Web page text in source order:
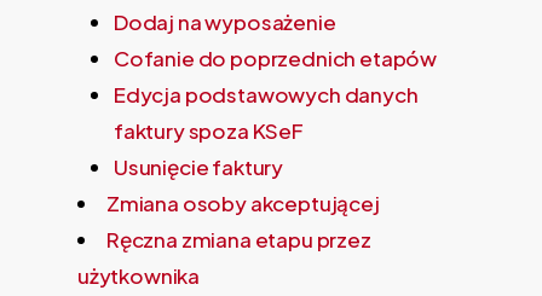
Dodaj na wyposażenie
Cofanie do poprzednich etapów
Edycja podstawowych danych
faktury spoza KSeF
Usunięcie faktury
Zmiana osoby akceptującej
Ręczna zmiana etapu przez
użytkownika